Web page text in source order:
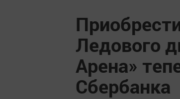
Ледового
Арена»
Сбербанка